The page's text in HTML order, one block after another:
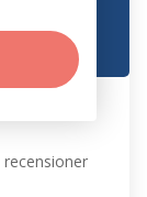
recensioner